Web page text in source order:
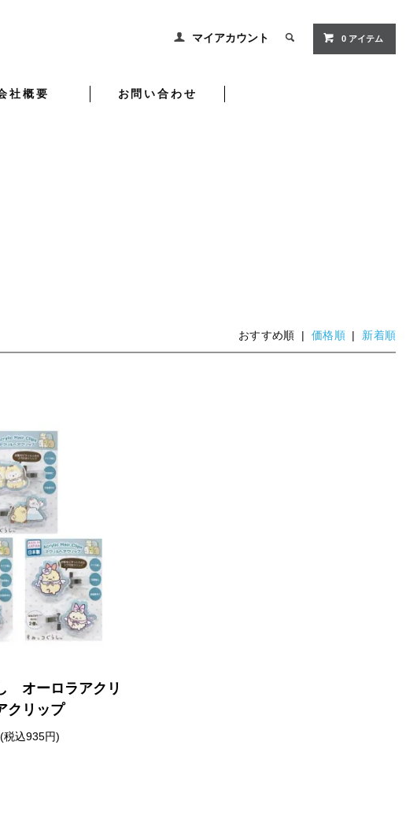
マイアカウント 0 アイテム
社概要 お問い合わせ
おすすめ順 |価格順| 新着順
オーロラアクリ
クリップ
税込935円)